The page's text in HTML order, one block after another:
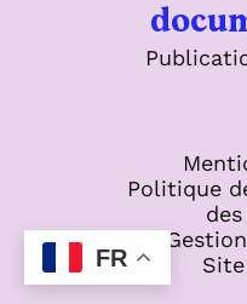
FR
Politique